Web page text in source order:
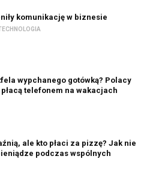
komunikację w biznesie
wypchanego gotówką? Polacy
telefonem na wakacjach
ale kto płaci za pizzę? Jak nie
podczas wspólnych